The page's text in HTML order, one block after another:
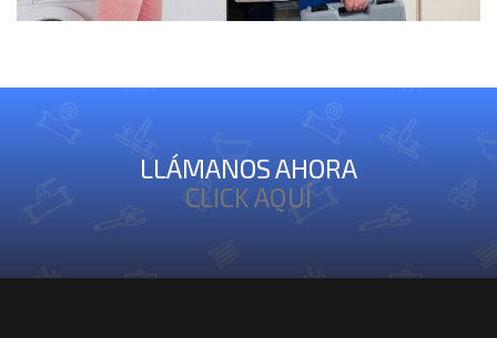
LLÁMANOS AHORA
CLICK AQUÍ